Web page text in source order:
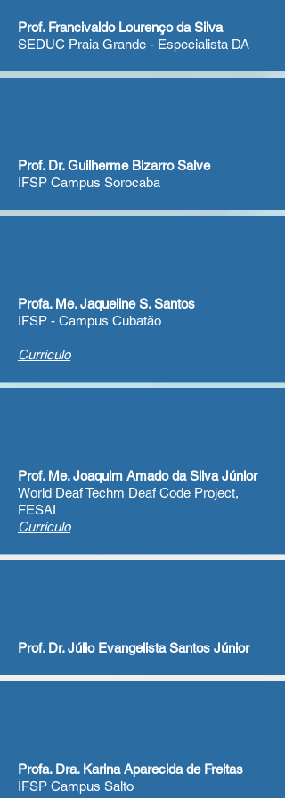
Prof. Francivaldo Lourenço da Silva
SEDUC Praia Grande - Especialista DA
Prof. Dr. Guilherme Bizarro Salve
IFSP Campus Sorocaba
Profa. Me. Jaqueline S. Santos
IFSP - Campus Cubatão
Currículo
Prof. Me. Joaquim Amado da Silva Júnior
World Deaf Techm Deaf Code Project,
FESAI
Currículo
Prof. Dr. Júlio Evangelista Santos Júnior
​Profa. Dra. Karina Aparecida de Freitas
IFSP Campus Salto